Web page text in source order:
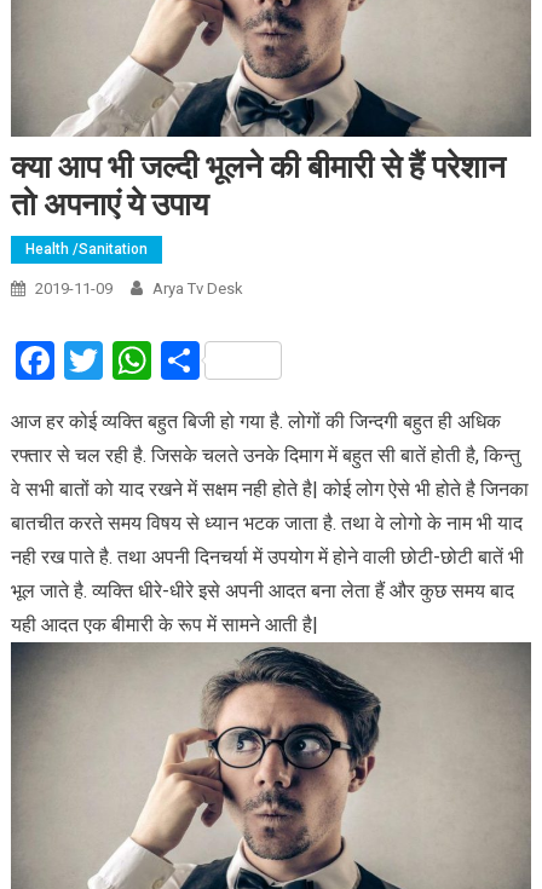
क्या आप भी जल्दी भूलने की बीमारी से हैं परेशान
तो अपनाएं ये उपाय
Health /Sanitation
2019-11-09 Arya Tv Desk
Facebook
Twitter
WhatsApp
Share
आज हर कोई व्यक्ति बहुत बिजी हो गया है. लोगों की जिन्दगी बहुत ही अधिक
रफ्तार से चल रही है. जिसके चलते उनके दिमाग में बहुत सी बातें होती है, किन्तु
वे सभी बातों को याद रखने में सक्षम नही होते है| कोई लोग ऐसे भी होते है जिनका
बातचीत करते समय विषय से ध्यान भटक जाता है. तथा वे लोगो के नाम भी याद
नही रख पाते है. तथा अपनी दिनचर्या में उपयोग में होने वाली छोटी-छोटी बातें भी
भूल जाते है. व्यक्ति धीरे-धीरे इसे अपनी आदत बना लेता हैं और कुछ समय बाद
यही आदत एक बीमारी के रूप में सामने आती है|